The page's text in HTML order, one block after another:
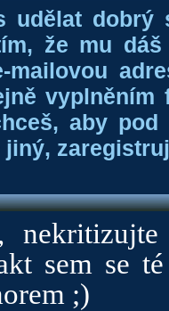
udělat dobrý
že mu
mailovou
aby
jiný,
sem se
;)